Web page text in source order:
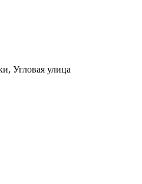
Угловая улица